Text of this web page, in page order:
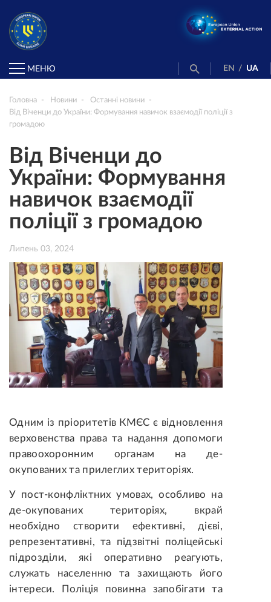
МЕНЮ EN / UA
Головна Новини
Останні новини
Від Віченци до України: Формування навичок взаємодії поліції з
громадою
Від Віченци до
України: Формування
навичок взаємодії
поліції з громадою
Липень 03, 2024
Одним із пріоритетів КМЄС є відновлення
верховенства права та надання допомоги
правоохоронним органам на де-
окупованих та прилеглих територіях.
У пост-конфліктних умовах, особливо на
де-окупованих територіях, вкрай
необхідно створити ефективні, дієві,
репрезентативні, та підзвітні поліцейські
підрозділи, які оперативно реагують,
служать населенню та захищають його
інтереси. Поліція повинна запобігати та